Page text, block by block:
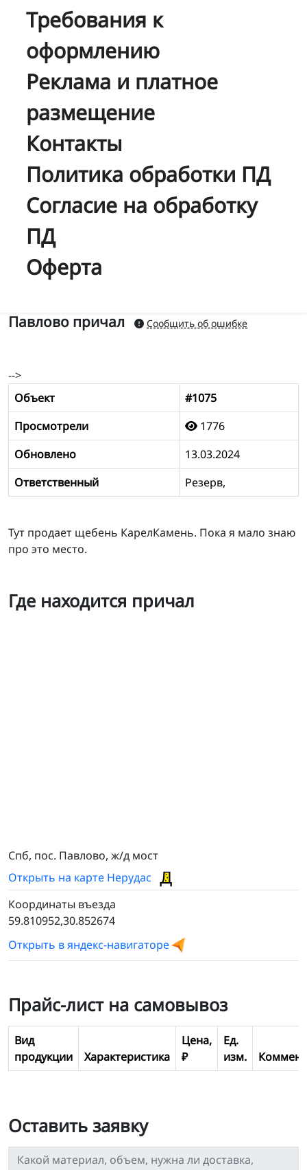
Требования к
оформлению
Реклама и платное
размещение
Контакты
Политика обработки ПД
Согласие на обработку
ПД
Оферта
Павлово причал Сообщить об ошибке
-->
Объект
#1075
Просмотрели
1776
Обновлено
13.03.2024
Ответственный
Резерв,
Тут продает щебень КарелКамень. Пока я мало знаю
про это место.
Где находится причал
Спб, пос. Павлово, ж/д мост
Открыть на карте Нерудас
Координаты въезда
59.810952,30.852674
Открыть в яндекс-навигаторе
Прайс-лист на самовывоз
Вид
продукции
Характеристика
Цена,
₽
Ед.
изм.
Оставить заявку